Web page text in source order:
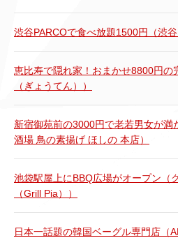
渋谷PARCOで食べ放題1500円（渋
恵比寿で隠れ家！おまかせ8800円の
（ぎょうてん））
新宿御苑前の3000円で老若男女が満
酒場 鳥の素揚げ ほしの 本店）
池袋駅屋上にBBQ広場がオープン（
（Grill Pia））
日本一話題の韓国ベーグル専門店（